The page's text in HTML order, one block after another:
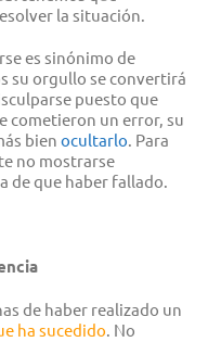
la situación.
es sinónimo de
su orgullo se convertirá
puesto que
cometieron un error, su
bien ocultarlo . Para
no mostrarse
de que haber fallado.
de haber realizado un
ha sucedido . No